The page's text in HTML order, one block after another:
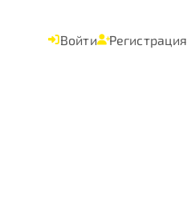
Войти Регистрация